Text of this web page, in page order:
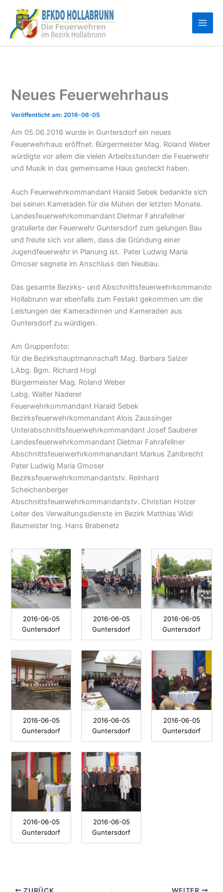
Inhalt
springen
Neues Feuerwehrhaus
2016-06-05
Am 05.06.2016 wurde in Guntersdorf ein neues
Feuerwehrhaus eröffnet. Bürgermeister Mag. Roland Weber
würdigte vor allem die vielen Arbeitsstunden die Feuerwehr
und Musik in das gemeinsame Haus gesteckt haben.
Auch Feuerwehrkommandant Harald Sebek bedankte sich
bei seinen Kameraden für die Mühen der letzten Monate.
Landesfeuerwehrkommandant Dietmar Fahrafellner
gratulierte der Feuerwehr Guntersdorf zum gelungen Bau
und freute sich vor allem, dass die Gründung einer
Jugendfeuerwehr in Planung ist. Pater Ludwig Maria
Gmoser segnete im Anschluss den Neubau.
Das gesamte Bezirks- und Abschnittsfeuerwehrkommando
Hollabrunn war ebenfalls zum Festakt gekommen um die
Leistungen der Kameradinnen und Kameraden aus
Guntersdorf zu würdigen.
Am Gruppenfoto:
für die Bezirkshauptmannschaft Mag. Barbara Salzer
LAbg. Bgm. Richard Hogl
Bürgermeister Mag. Roland Weber
Labg. Walter Naderer
Feuerwehrkommandant Harald Sebek
Bezirksfeuerwehrkommandant Alois Zaussinger
Unterabschnittsfeuerwehrkommandant Josef Sauberer
Landesfeuerwehrkommandant Dietmar Fahrafellner
Abschnittsfeuerwerhrkommanandant Markus Zahlbrecht
Pater Ludwig Maria Gmoser
Bezirksfeuerwehrkommandantstv. Reinhard
Scheichenberger
Abschnittsfeuerwehrkommandantstv. Christian Holzer
Leiter des Verwaltungsdienste im Bezirk Matthias Widl
Baumeister Ing. Hans Brabenetz
2016-06-05
Guntersdorf
2016-06-05
Guntersdorf
2016-06-05
Guntersdorf
2016-06-05
Guntersdorf
2016-06-05
Guntersdorf
2016-06-05
Guntersdorf
2016-06-05
Guntersdorf
2016-06-05
Guntersdorf
ZURÜCK WEITER